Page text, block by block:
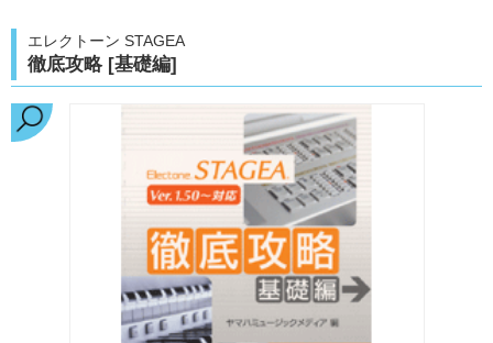
エレクトーン STAGEA
徹底攻略 [基礎編]